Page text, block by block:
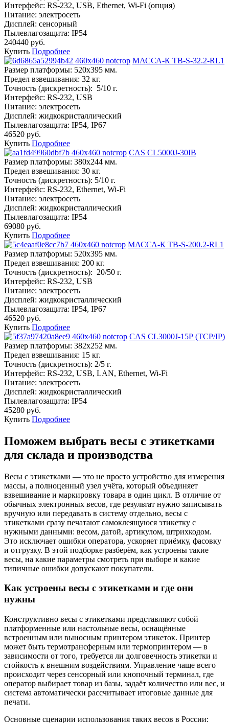
Интерфейс: RS-232, USB, Ethernet, Wi-Fi (опция)
Питание: электросеть
Дисплей: сенсорный
Пылевлагозащита: IP54
240440 руб.
Купить Подробнее
МАССА-К ТВ-S-32.2-RL1
Размер платформы: 520х395 мм.
Предел взвешивания: 32 кг.
Точность (дискретность): 5/10 г.
Интерфейс: RS-232, USB
Питание: электросеть
Дисплей: жидкокристаллический
Пылевлагозащита: IP54, IP67
46520 руб.
Купить Подробнее
CAS CL5000J-30IB
Размер платформы: 380х244 мм.
Предел взвешивания: 30 кг.
Точность (дискретность): 5/10 г.
Интерфейс: RS-232, Ethernet, Wi-Fi
Питание: электросеть
Дисплей: жидкокристаллический
Пылевлагозащита: IP54
69080 руб.
Купить Подробнее
МАССА-К ТВ-S-200.2-RL1
Размер платформы: 520х395 мм.
Предел взвешивания: 200 кг.
Точность (дискретность): 20/50 г.
Интерфейс: RS-232, USB
Питание: электросеть
Дисплей: жидкокристаллический
Пылевлагозащита: IP54, IP67
46520 руб.
Купить Подробнее
CAS CL3000J-15Р (TCP/IP)
Размер платформы: 382х252 мм.
Предел взвешивания: 15 кг.
Точность (дискретность): 2/5 г.
Интерфейс: RS-232, USB, LAN, Ethernet, Wi-Fi
Питание: электросеть
Дисплей: жидкокристаллический
Пылевлагозащита: IP54
45280 руб.
Купить Подробнее
Поможем выбрать весы с этикетками
для склада и производства
Весы с этикетками — это не просто устройство для измерения
массы, а полноценный узел учёта, который объединяет
взвешивание и маркировку товара в один цикл. В отличие от
обычных электронных весов, где результат нужно записывать
вручную или передавать в систему отдельно, весы с
этикетками сразу печатают самоклеящуюся этикетку с
нужными данными: весом, датой, артикулом, штрихкодом.
Это исключает ошибки оператора, ускоряет приёмку, фасовку
и отгрузку. В этой подборке разберём, как устроены такие
весы, на какие параметры смотреть при выборе и какие
типичные ошибки допускают покупатели.
Как устроены весы с этикетками и где они
нужны
Конструктивно весы с этикетками представляют собой
платформенные или настольные весы, оснащённые
встроенным или выносным принтером этикеток. Принтер
может быть термотрансферным или термопринтером — в
зависимости от того, требуется ли долговечность этикетки и
стойкость к внешним воздействиям. Управление чаще всего
происходит через сенсорный или кнопочный терминал, где
оператор выбирает товар из базы, задаёт количество или вес, и
система автоматически рассчитывает итоговые данные для
печати.
Основные сценарии использования таких весов в России: